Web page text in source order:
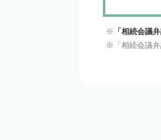
「相続会議
「相続会議